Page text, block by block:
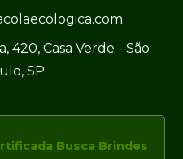
420, Casa Verde - São
SP
Busca Brindes